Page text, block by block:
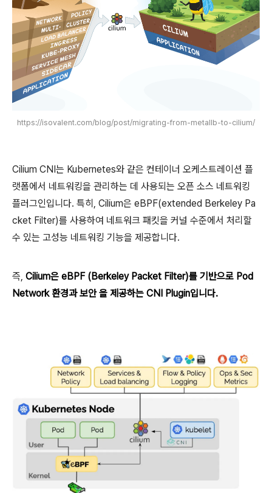
https://isovalent.com/blog/post/migrating-from-metallb-to-cilium/
Cilium CNI는 Kubernetes와 같은 컨테이너 오케스트레이션 플
랫폼에서 네트워킹을 관리하는 데 사용되는 오픈 소스 네트워킹
플러그인입니다. 특히, Cilium은 eBPF(extended Berkeley Pa
cket Filter)를 사용하여 네트워크 패킷을 커널 수준에서 처리할
수 있는 고성능 네트워킹 기능을 제공합니다.
즉, Cilium은 eBPF (Berkeley Packet Filter)를 기반으로 Pod
Network 환경과 보안 을 제공하는 CNI Plugin입니다.